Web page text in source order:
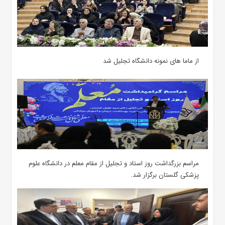
از ماما های نمونه دانشگاه تجلیل شد
مراسم بزرگداشت روز استاد و تجلیل از مقام معلم در دانشگاه علوم
پزشکی گلستان برگزار شد.‌